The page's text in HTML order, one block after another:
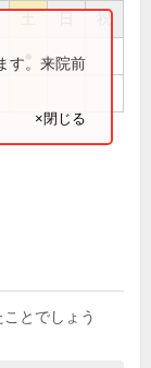
祝
す。来院前
×閉じる
とでしょう